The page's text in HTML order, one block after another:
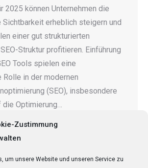
Zustimmung
um unsere Website und unseren Service zu
2025 können Unternehmen die
erheblich steigern und
einer gut strukturierten
Struktur profitieren. Einführung
Tools spielen eine
in der modernen
(SEO), insbesondere
die Optimierung…
17 18 19 20 21 …